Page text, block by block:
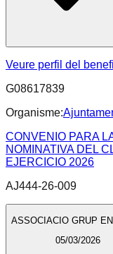
Veure perfil del
G08617839
Organisme:
CONVENIO PARA
NOMINATIVA DEL
EJERCICIO 2026
AJ444-26-009
ASSOCIACIO GRUP
05/03/2026